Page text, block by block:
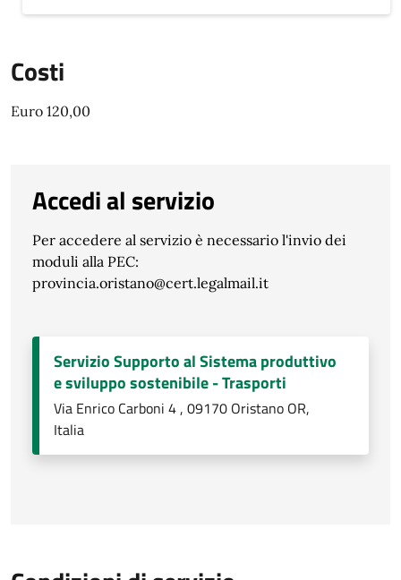
Costi
Euro 120,00
Accedi al servizio
Per accedere al servizio è necessario l'invio dei
moduli alla PEC:
provincia.oristano@cert.legalmail.it
Servizio Supporto al Sistema produttivo
e sviluppo sostenibile - Trasporti
Via Enrico Carboni 4 , 09170 Oristano OR,
Italia